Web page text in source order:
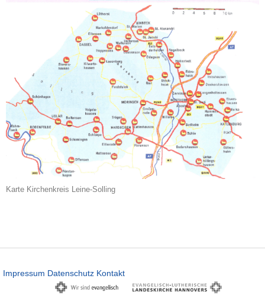
Karte Kirchenkreis Leine-Solling
Impressum Datenschutz Kontakt